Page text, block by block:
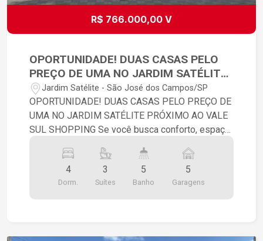
R$ 766.000,00 V
OPORTUNIDADE! DUAS CASAS PELO
PREÇO DE UMA NO JARDIM SATÉLITE
PRÓXIMO AO VALE SUL SHOPPING
Jardim Satélite - São José dos Campos/SP
OPORTUNIDADE! DUAS CASAS PELO PREÇO DE
UMA NO JARDIM SATÉLITE PRÓXIMO AO VALE
SUL SHOPPING Se você busca conforto, espaço
Construção charmosa em tijolinho à vista,
trazendo um estilo rústico e acolhedor.
Destaques do imóvel: - 4 quartos, sendo 3 suítes
4
Dorm.
3
Suítes
5
Banho
5
Garagens